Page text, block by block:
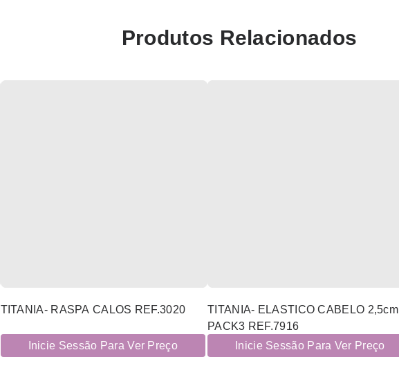
Produtos Relacionados
TITANIA- RASPA CALOS REF.3020
Inicie Sessão Para Ver Preço
TITANIA- ELASTICO CABELO 2,5cm
PACK3 REF.7916
Inicie Sessão Para Ver Preço